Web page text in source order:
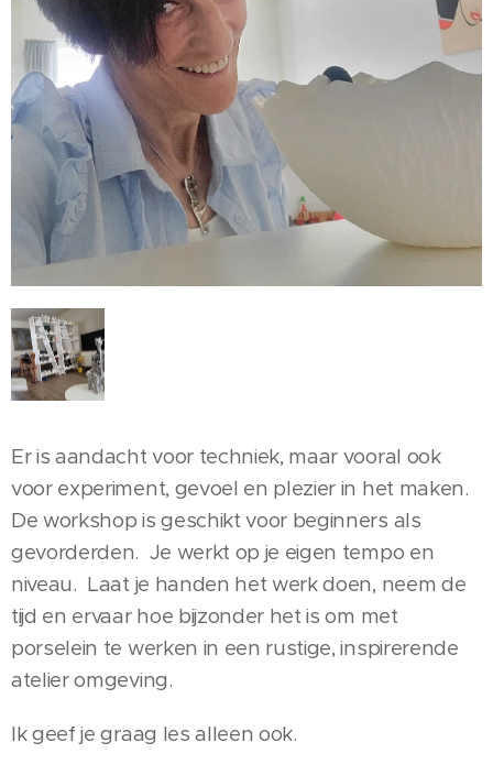
Er is aandacht voor techniek, maar vooral ook
voor experiment, gevoel en plezier in het maken.
De workshop is geschikt voor beginners als
gevorderden. Je werkt op je eigen tempo en
niveau. Laat je handen het werk doen, neem de
tijd en ervaar hoe bijzonder het is om met
porselein te werken in een rustige, inspirerende
atelier omgeving.
Ik geef je graag les alleen ook.